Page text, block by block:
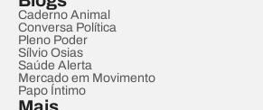
Caderno Animal
Conversa Política
Pleno Poder
Sílvio Osias
Saúde Alerta
Mercado em Movimento
Papo Íntimo